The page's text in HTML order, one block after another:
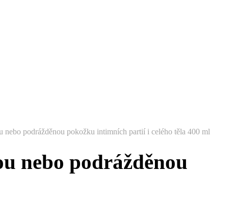
podrážděnou pokožku intimních partií i celého těla 400 ml
nebo podrážděnou